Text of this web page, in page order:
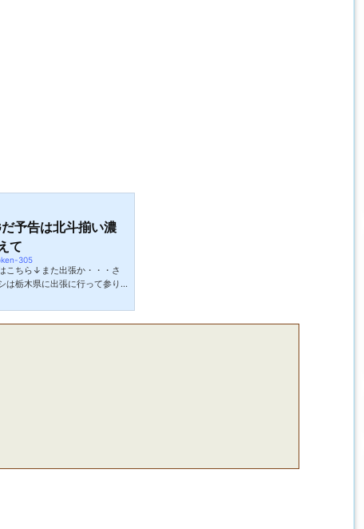
予告は北斗揃い濃
て
305
こちら↓また出張か・・・さ
は栃木県に出張に行って参り
ーニーなミヤチェケです。い
ティチュード）。あらゆる状